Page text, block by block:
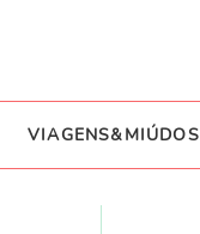
VIAGENS&MIÚDOS